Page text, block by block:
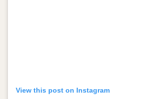
View this post on Instagram